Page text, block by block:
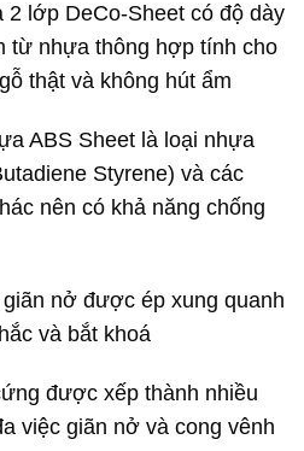
2 lớp DeCo-Sheet có độ dày
từ nhựa thông hợp tính cho
thật và không hút ẩm
ABS Sheet là loại nhựa
Styrene) và các
nên có khả năng chống
nở được ép xung quanh
và bắt khoá
được xếp thành nhiều
việc giãn nở và cong vênh